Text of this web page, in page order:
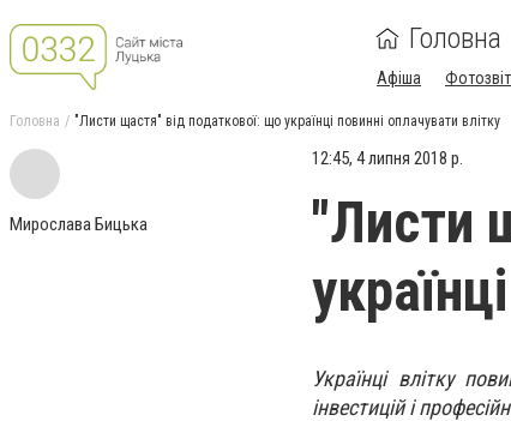
Головна
Афіша
Головна "Листи щастя" від податкової: що українці повинні оплачувати влітку
Мирослава Бицька
12:45, 4 липня 2018 р.
"Листи
Українці влітку
інвестицій і